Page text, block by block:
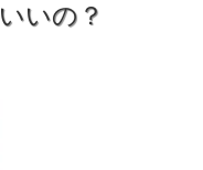
いの？